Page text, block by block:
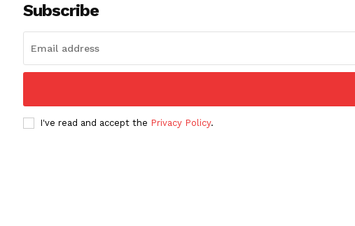
Subscribe
I've read and accept the Privacy Policy.